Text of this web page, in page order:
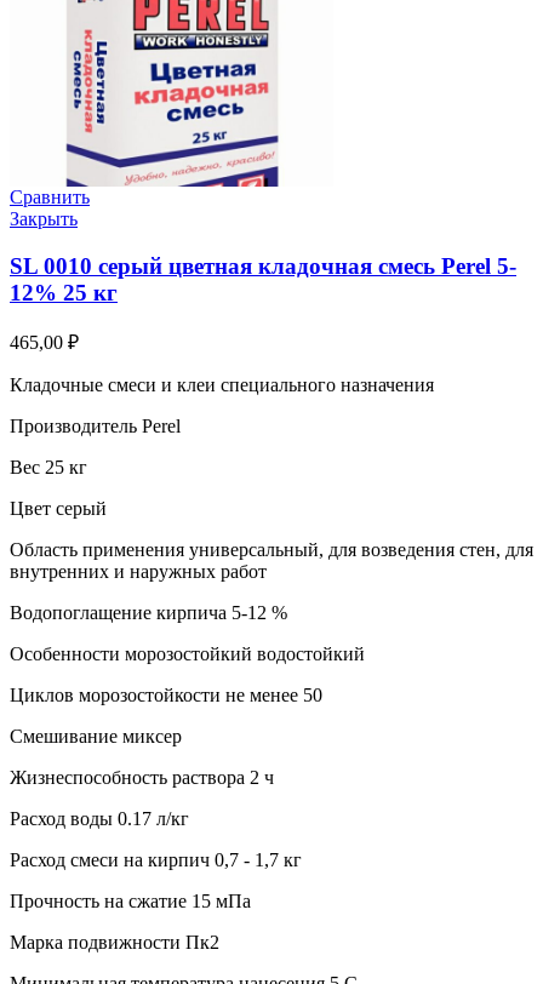
Сравнить
Закрыть
SL 0010 серый цветная кладочная смесь Perel 5-
12% 25 кг
465,00 ₽
Кладочные смеси и клеи специального назначения
Производитель Perel
Вес 25 кг
Цвет серый
Область применения универсальный, для возведения стен, для
внутренних и наружных работ
Водопоглащение кирпича 5-12 %
Особенности морозостойкий водостойкий
Циклов морозостойкости не менее 50
Смешивание миксер
Жизнеспособность раствора 2 ч
Расход воды 0.17 л/кг
Расход смеси на кирпич 0,7 - 1,7 кг
Прочность на сжатие 15 мПа
Марка подвижности Пк2